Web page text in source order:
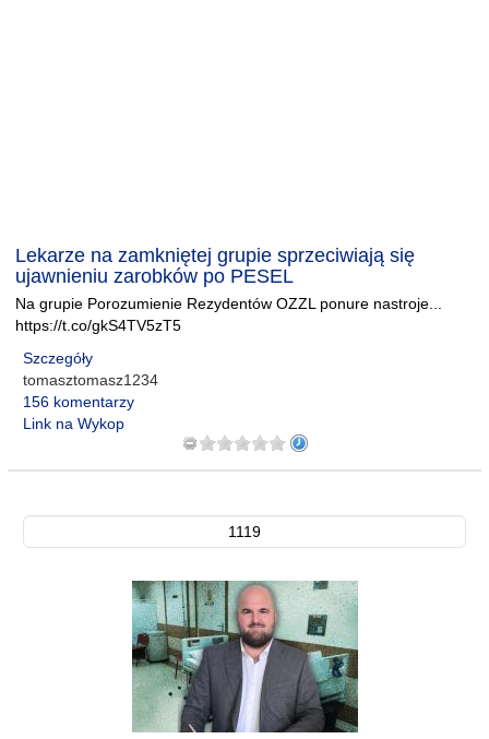
Lekarze na zamkniętej grupie sprzeciwiają się
ujawnieniu zarobków po PESEL
Na grupie Porozumienie Rezydentów OZZL ponure nastroje...
https://t.co/gkS4TV5zT5
Szczegóły
tomasztomasz1234
156 komentarzy
Link na Wykop
1119